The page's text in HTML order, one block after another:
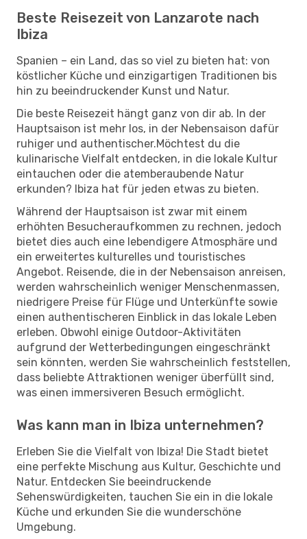
Beste Reisezeit von Lanzarote nach
Ibiza
Spanien – ein Land, das so viel zu bieten hat: von
köstlicher Küche und einzigartigen Traditionen bis
hin zu beeindruckender Kunst und Natur.
Die beste Reisezeit hängt ganz von dir ab. In der
Hauptsaison ist mehr los, in der Nebensaison dafür
ruhiger und authentischer.Möchtest du die
kulinarische Vielfalt entdecken, in die lokale Kultur
eintauchen oder die atemberaubende Natur
erkunden? Ibiza hat für jeden etwas zu bieten.
Während der Hauptsaison ist zwar mit einem
erhöhten Besucheraufkommen zu rechnen, jedoch
bietet dies auch eine lebendigere Atmosphäre und
ein erweitertes kulturelles und touristisches
Angebot. Reisende, die in der Nebensaison anreisen,
werden wahrscheinlich weniger Menschenmassen,
niedrigere Preise für Flüge und Unterkünfte sowie
einen authentischeren Einblick in das lokale Leben
erleben. Obwohl einige Outdoor-Aktivitäten
aufgrund der Wetterbedingungen eingeschränkt
sein könnten, werden Sie wahrscheinlich feststellen,
dass beliebte Attraktionen weniger überfüllt sind,
was einen immersiveren Besuch ermöglicht.
Was kann man in Ibiza unternehmen?
Erleben Sie die Vielfalt von Ibiza! Die Stadt bietet
eine perfekte Mischung aus Kultur, Geschichte und
Natur. Entdecken Sie beeindruckende
Sehenswürdigkeiten, tauchen Sie ein in die lokale
Küche und erkunden Sie die wunderschöne
Umgebung.